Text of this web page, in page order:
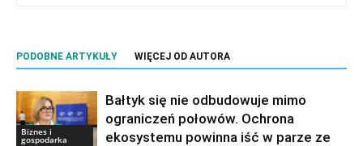
PODOBNE ARTYKUŁY WIĘCEJ OD AUTORA
Biznes i
gospodarka
Bałtyk się nie odbudowuje mimo
ograniczeń połowów. Ochrona
ekosystemu powinna iść w parze ze